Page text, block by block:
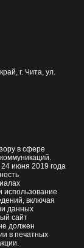
г. Чита, ул.
в сфере
июня 2019 года
использование
включая
данных
сайт
должен
в печатных